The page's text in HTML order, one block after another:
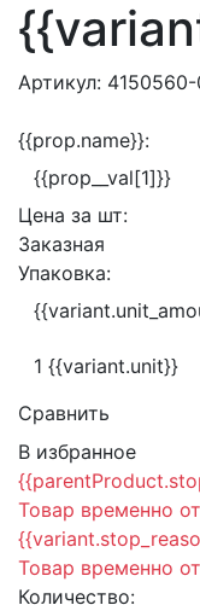
Артикул:
{{prop.name}}:
{{prop__val[1]}}
Цена за шт:
Заказная
Упаковка:
1 {{variant.unit}}
Сравнить
В избранное
Товар временно
Товар временно
Количество: